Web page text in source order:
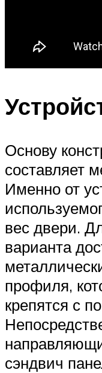
Основу
составляет
Именно от
вес двери.
варианта
профиля,
крепятся с
сэндвич